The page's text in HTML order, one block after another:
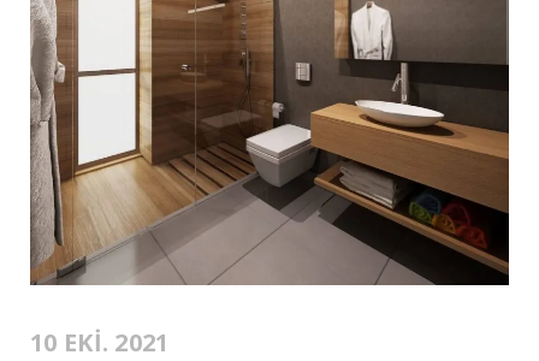
10 EKI. 2021